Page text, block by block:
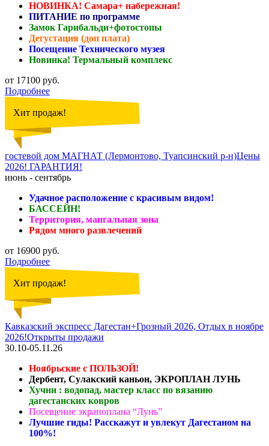
НОВИНКА! Самара+ набережная!
ПИТАНИЕ по программе
Замок Гарибальди+фотостопы
Дегустация (доп плата)
Посещение Технического музея
Новинка! Термальный комплекс
от 17100 руб.
Подробнее
Хит продаж!
гостевой дом МАГНАТ (Лермонтово, Туапсинский р-н)Цены
2026! ГАРАНТИЯ!
июнь - сентябрь
Удачное расположение с красивым видом!
БАССЕЙН!
Территория, мангальная зона
Рядом много развлечений
от 16900 руб.
Подробнее
Хит продаж!
Кавказский экспресс Дагестан+Грозный 2026, Отдых в ноябре
2026!Открыты продажи
30.10-05.11.26
Ноябрьские с ПОЛЬЗОЙ!
Дербент, Сулакский каньон, ЭКРОПЛАН ЛУНЬ
Хучни : водопад, мастер класс по вязанию
дагестанских ковров
Посещение экраноплана “Лунь”
Лучшие гиды! Расскажут и увлекут Дагестаном на
100%!